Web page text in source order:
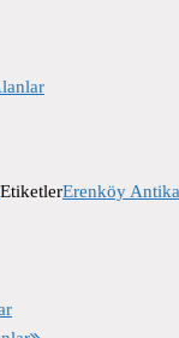
EtiketlerErenköy